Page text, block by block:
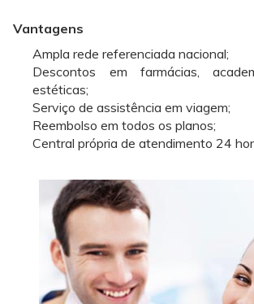
Vantagens
Ampla rede referenciada nacional;
Descontos em farmácias,
estéticas;
Serviço de assistência em viagem;
Reembolso em todos os planos;
Central própria de atendimento 24